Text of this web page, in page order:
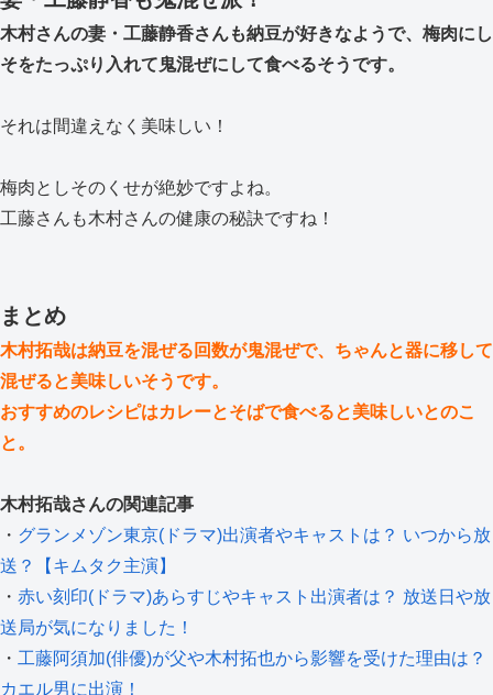
木村さんの妻・工藤静香さんも納豆が好きなようで、梅肉にし
そをたっぷり入れて鬼混ぜにして食べるそうです。
それは間違えなく美味しい！
梅肉としそのくせが絶妙ですよね。
工藤さんも木村さんの健康の秘訣ですね！
まとめ
木村拓哉は納豆を混ぜる回数が鬼混ぜで、ちゃんと器に移して
混ぜると美味しいそうです。
おすすめのレシピはカレーとそばで食べると美味しいとのこ
と。
木村拓哉さんの関連記事
・ グランメゾン東京(ドラマ)出演者やキャストは？ いつから放
送？【キムタク主演】
・ 赤い刻印(ドラマ)あらすじやキャスト出演者は？ 放送日や放
送局が気になりました！
・ 工藤阿須加(俳優)が父や木村拓也から影響を受けた理由は？
カエル男に出演！